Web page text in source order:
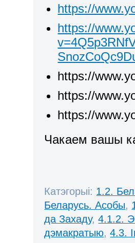
https://
https://
https://
https://
https://
Чакаем вашы
Катэгорыі: 1.2.
Беларусь. Асобы,
да Захаду,4.1.2.
дэмакратыю,4.3.